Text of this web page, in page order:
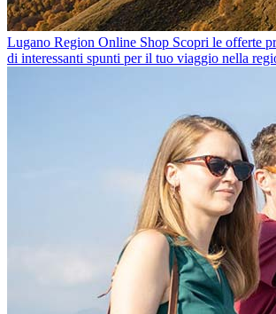
Lugano Region Online Shop Scopri le offerte
di interessanti spunti per il tuo viaggio nella